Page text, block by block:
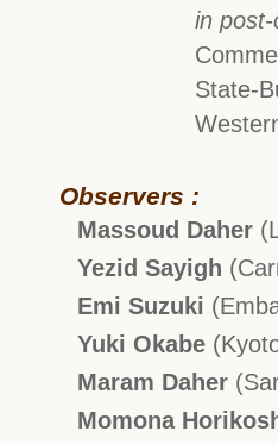
in post-
State-
Observers :
Massoud Daher
Yezid Sayigh
Emi Suzuki
Yuki Okabe
Maram Daher
Momona